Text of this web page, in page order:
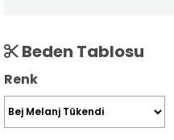
Beden Tablosu
Renk